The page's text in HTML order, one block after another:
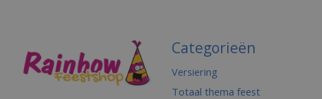
Categorieën
Versiering
Totaal thema feest